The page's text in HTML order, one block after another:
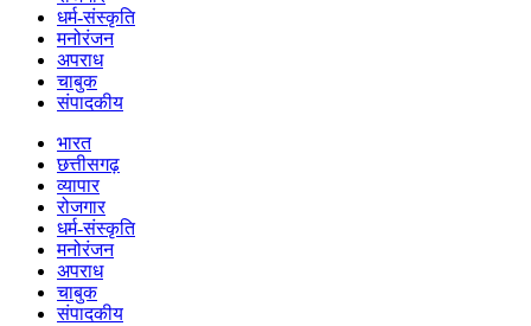
धर्म-संस्कृति
मनोरंजन
अपराध
चाबुक
संपादकीय
भारत
छत्तीसगढ़
व्यापार
रोजगार
धर्म-संस्कृति
मनोरंजन
अपराध
चाबुक
संपादकीय